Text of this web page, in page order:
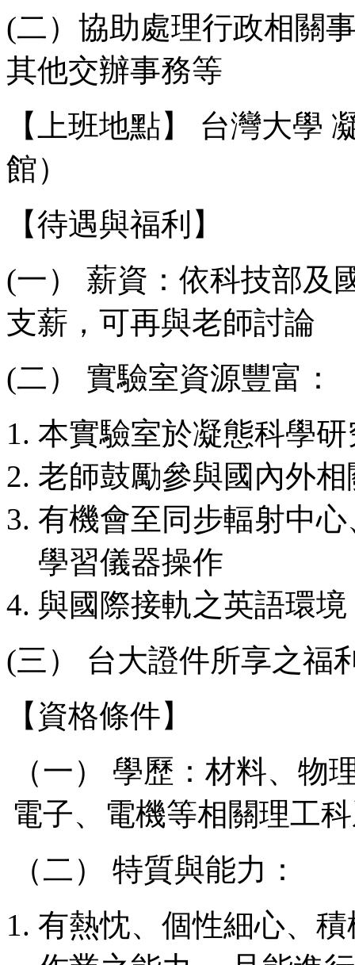
(二）協助處理行政相關
其他交辦事務等
【上班地點】 台灣大學
館）
【待遇與福利】
(一） 薪資：依科技部及
支薪，可再與老師討論
(二） 實驗室資源豐富：
本實驗室於凝態科學
老師鼓勵參與國內外
有機會至同步輻射中
學習儀器操作
與國際接軌之英語環境
(三） 台大證件所享之福
【資格條件】
（一） 學歷：材料、物
電子、電機等相關理工
（二） 特質與能力：
有熱忱、個性細心、